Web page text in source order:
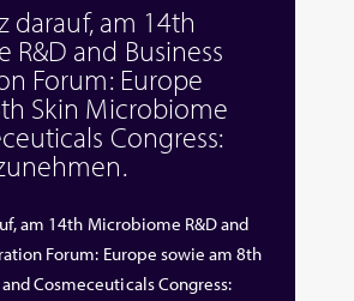
darauf, am 14th
and Business
Forum: Europe
Skin Microbiome
Congress:
am 14th Microbiome R&D and
Forum: Europe sowie am 8th
Cosmeceuticals Congress: